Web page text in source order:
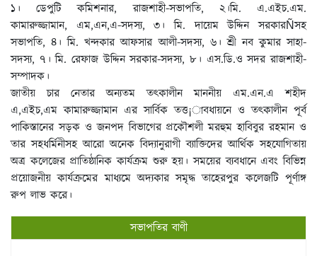
১। ডেপুটি কমিশনার, রাজশাহী-সভাপতি, ২।মি. এ.এইচ.এম.
কামারুজ্জামান, এম,এন,এ-সদস্য, ৩। মি. দায়েম উদ্দিন সরকারÑসহ
সভাপতি, ৪। মি. খন্দকার আফসার আলী-সদস্য, ৬। শ্রী নব কুমার সাহা-
সদস্য, ৭। মি. রেফাজ উদ্দিন সরকার-সদস্য, ৮। এস.ডি.ও সদর রাজশাহী-
সম্পাদক।
জাতীয় চার নেতার অন্যতম তৎকালীন মাননীয় এম.এন.এ শহীদ
এ,এইচ,এম কামারুজ্জামান এর সার্বিক তত্ত¡াবধায়নে ও তৎকালীন পূর্ব
পাকিস্তানের সড়ক ও জনপদ বিভাগের প্রকৌশলী মরহুম হাবিবুর রহমান ও
তার সহধর্মিনীসহ আরো অনেক বিদ্যানুরাগী ব্যাক্তিদের আর্থিক সহযোগিতায়
অত্র কলেজের প্রাতিষ্ঠানিক কার্যক্রম শুরু হয়। সময়ের ব্যবধানে এবং বিভিন্ন
প্রয়োজনীয় কার্যক্রমের মাধ্যমে অদ্যকার সমৃদ্ধ তাহেরপুর কলেজটি পূর্ণাঙ্গ
রুপ লাভ করে।
সভাপতির বাণী